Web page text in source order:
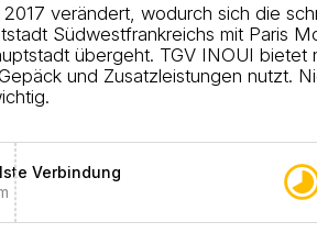
verändert, wodurch sich die
Südwestfrankreichs mit Paris
übergeht. TGV INOUI bietet
und Zusatzleistungen nutzt.
Verbindung